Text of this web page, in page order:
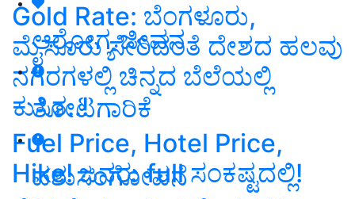
ಆರೋಗ್ಯ ಜೀವನ
ತೋಟಗಾರಿಕೆ
ಪಶುಸಂಗೋಪನೆ
Gold Rate: ಬೆಂಗಳೂರು,
ಮೈಸೂರು ಸೇರಿದಂತೆ ದೇಶದ ಹಲವು
ನಗರಗಳಲ್ಲಿ ಚಿನ್ನದ ಬೆಲೆಯಲ್ಲಿ
ಕುಸಿತ..!
Fuel Price, Hotel Price,
Hike! ಜನರು full ಸಂಕಷ್ಟದಲ್ಲಿ!